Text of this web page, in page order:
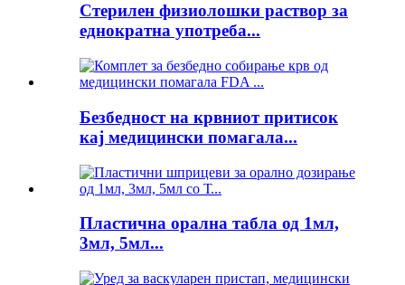
Стерилен физиолошки раствор за
еднократна употреба...
Безбедност на крвниот притисок
кај медицински помагала...
Пластична орална табла од 1мл,
3мл, 5мл...